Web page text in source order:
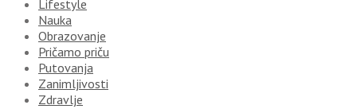
Lifestyle
Nauka
Obrazovanje
Pričamo priču
Putovanja
Zanimljivosti
Zdravlje